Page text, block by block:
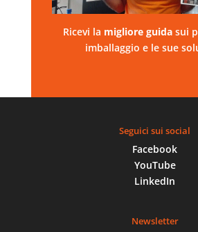
Ricevi la migliore guida sui
imballaggio e le sue
Seguici sui social
Facebook
YouTube
LinkedIn
Newsletter